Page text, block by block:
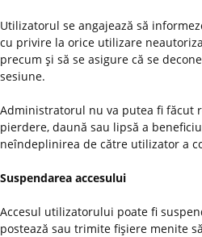
Utilizatorul se angajează să
cu privire la orice utilizare
precum şi să se asigure că se
sesiune.
Administratorul nu va putea fi făcut
pierdere, daună sau lipsă a
neîndeplinirea de către utilizator a
Suspendarea accesului
Accesul utilizatorului poate fi
postează sau trimite fişiere menite